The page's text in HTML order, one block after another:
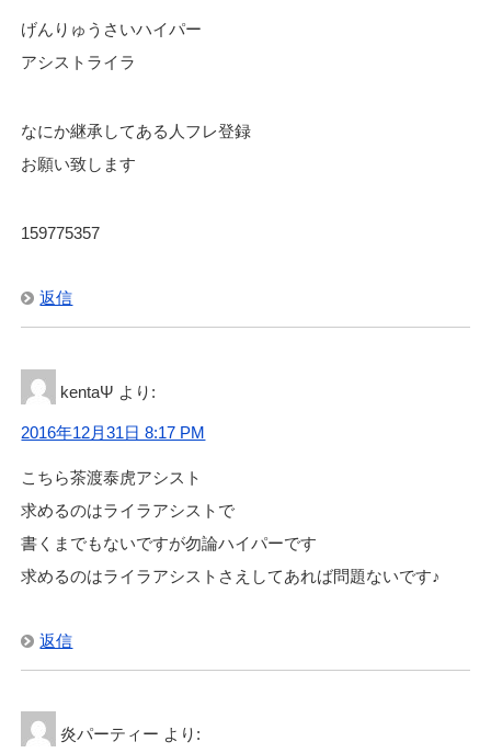
げんりゅうさいハイパー
アシストライラ
なにか継承してある人フレ登録
お願い致します
159775357
返信
kentaΨ より:
2016年12月31日 8:17 PM
こちら茶渡泰虎アシスト
求めるのはライラアシストで
書くまでもないですが勿論ハイパーです
求めるのはライラアシストさえしてあれば問題ないです♪
返信
炎パーティー より: